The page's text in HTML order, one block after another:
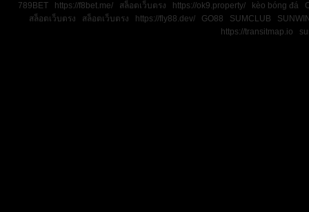
789BET
https://f8bet.me/ สล็อตเว็บตรง https://ok9.property/ kèo bóng đá
สล็อตเว็บตรง
สล็อตเว็บตรง https://fly88.dev/ GO88 SUMCLUB
https://transitmap.io